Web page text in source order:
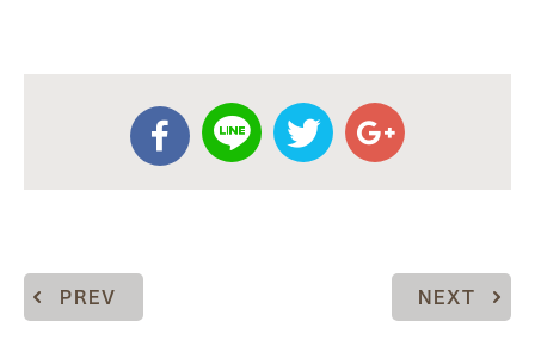
PREV NEXT